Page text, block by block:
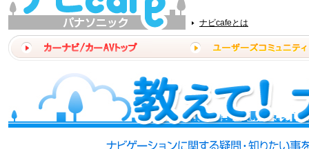
ナビcafeとは